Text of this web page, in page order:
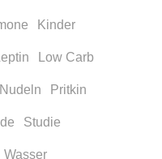
Kinder
Leptin Low Carb
Nudeln Pritkin
Studie
Wasser